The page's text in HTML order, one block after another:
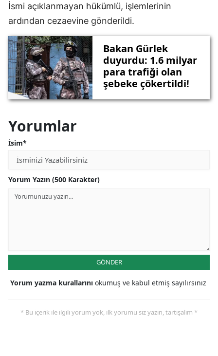
İsmi açıklanmayan hükümlü, işlemlerinin
ardından cezaevine gönderildi.
Bakan Gürlek
duyurdu: 1.6 milyar
para trafiği olan
şebeke çökertildi!
Yorumlar
İsim*
Yorum Yazın (500 Karakter)
GÖNDER
Yorum yazma kurallarını okumuş ve kabul etmiş sayılırsınız
* Bu içerik ile ilgili yorum yok, ilk yorumu siz yazın, tartışalım *